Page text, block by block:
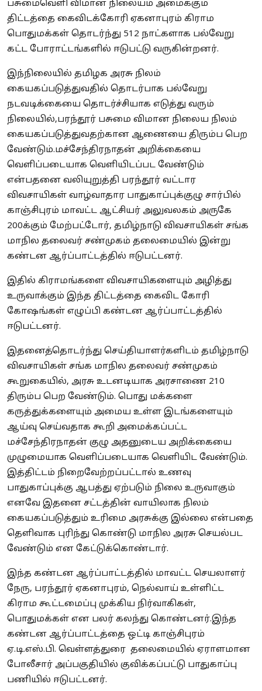
பசுமைவெளி விமான நிலையம் அமைக்கும்
திட்டத்தை கைவிடக்கோரி ஏகனாபுரம் கிராம
பொதுமக்கள் தொடர்ந்து 512 நாட்களாக பல்வேறு
கட்ட போராட்டங்களில் ஈடுபட்டு வருகின்றனர்.
இந்நிலையில் தமிழக அரசு நிலம்
கையகப்படுத்துவதில் தொடர்பாக பல்வேறு
நடவடிக்கையை தொடர்ச்சியாக எடுத்து வரும்
நிலையில்,பரந்தூர் பசுமை விமான நிலைய நிலம்
கையகப்படுத்துவதற்கான ஆணையை திரும்ப பெற
வேண்டும்.மச்சேந்திரநாதன் அறிக்கையை
வெளிப்படையாக வெளியிடப்பட வேண்டும்
என்பதனை வலியுறுத்தி பரந்தூர் வட்டார
விவசாயிகள் வாழ்வாதார பாதுகாப்புக்குழு சார்பில்
காஞ்சிபுரம் மாவட்ட ஆட்சியர் அலுவலகம் அருகே
200க்கும் மேற்பட்டோர், தமிழ்நாடு விவசாயிகள் சங்க
மாநில தலைவர் சண்முகம் தலைமையில் இன்று
கண்டன ஆர்ப்பாட்டத்தில் ஈடுபட்டனர்.
இதில் கிராமங்களை விவசாயிகளையும் அழித்து
உருவாக்கும் இந்த திட்டத்தை கைவிட கோரி
கோஷங்கள் எழுப்பி கண்டன ஆர்ப்பாட்டத்தில்
ஈடுபட்டனர்.
இதனைத்தொடர்ந்து செய்தியாளர்களிடம் தமிழ்நாடு
விவசாயிகள் சங்க மாநில தலைவர் சண்முகம்
கூறுகையில், அரசு உடனடியாக அரசாணை 210
திரும்ப பெற வேண்டும். பொது மக்களை
கருத்துக்களையும் அமைய உள்ள இடங்களையும்
ஆய்வு செய்வதாக கூறி அமைக்கப்பட்ட
மச்சேந்திரநாதன் குழு அதனுடைய அறிக்கையை
முழுமையாக வெளிப்படையாக வெளியிட வேண்டும்.
இத்திட்டம் நிறைவேற்றப்பட்டால் உணவு
பாதுகாப்புக்கு ஆபத்து ஏற்படும் நிலை உருவாகும்
எனவே இதனை சட்டத்தின் வாயிலாக நிலம்
கையகப்படுத்தும் உரிமை அரசுக்கு இல்லை என்பதை
தெளிவாக புரிந்து கொண்டு மாநில அரசு செயல்பட
வேண்டும் என கேட்டுக்கொண்டார்.
இந்த கண்டன ஆர்ப்பாட்டத்தில் மாவட்ட செயலாளர்
நேரு, பரந்தூர் ஏகனாபுரம், நெல்வாய் உள்ளிட்ட
கிராம கூட்டமைப்பு முக்கிய நிர்வாகிகள்,
பொதுமக்கள் என பலர் கலந்து கொண்டனர்.இந்த
கண்டன ஆர்ப்பாட்டத்தை ஒட்டி காஞ்சிபுரம்
ஏ.டி.எஸ்.பி. வெள்ளத்துரை தலைமையில் ஏராளமான
போலீசார் அப்பகுதியில் குவிக்கப்பட்டு பாதுகாப்பு
பணியில் ஈடுபட்டனர்.